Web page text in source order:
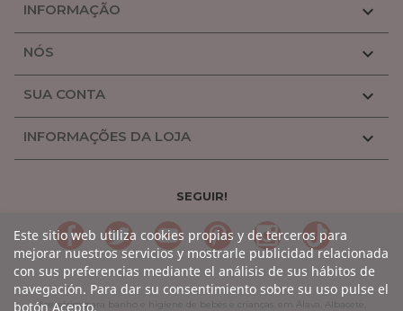
INFORMAÇÃO 
NÓS 
SUA CONTA 
INFORMAÇÕES DA LOJA 
SEGUIR!
LinkedInGorjeio YouTubePinterestLinkedinTikTok
Este sitio web utiliza cookies propias y de terceros para
mejorar nuestros servicios y mostrarle publicidad relacionada
con sus preferencias mediante el análisis de sus hábitos de
navegación. Para dar su consentimiento sobre su uso pulse el
botón Acepto.
Acessórios para banho e higiene de bebês e crianças. em Álava, Albacete,